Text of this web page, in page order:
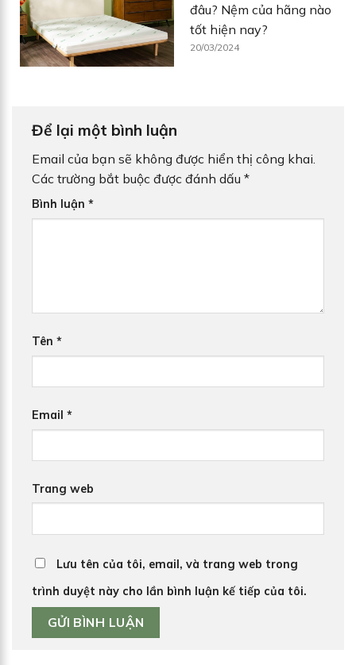
đâu? Nệm của hãng nào
tốt hiện nay?
20/03/2024
Để lại một bình luận
Email của bạn sẽ không được hiển thị công khai.
Các trường bắt buộc được đánh dấu *
Bình luận *
Tên *
Email *
Trang web
Lưu tên của tôi, email, và trang web trong
trình duyệt này cho lần bình luận kế tiếp của tôi.